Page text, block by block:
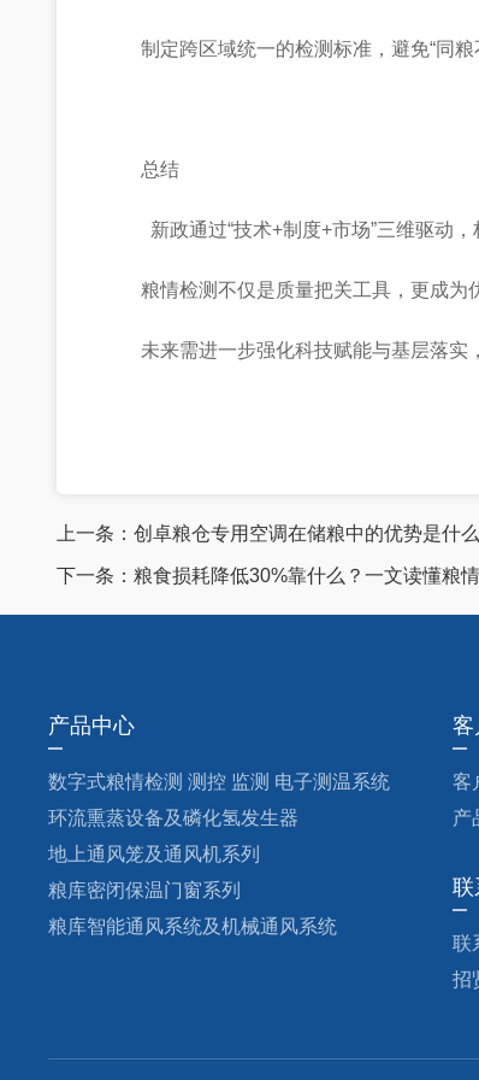
制定跨区域统一的检测标准，避免“同粮
总结
新政通过“技术+制度+市场”三维驱动
粮情检测不仅是质量把关工具，更成为
未来需进一步强化科技赋能与基层落实
上一条： 创卓粮仓专用空调在储粮中的优势是什
下一条： 粮食损耗降低30%靠什么？一文读懂粮
产品中心
数字式粮情检测 测控 监测 电子测温系统
环流熏蒸设备及磷化氢发生器
地上通风笼及通风机系列
粮库密闭保温门窗系列
粮库智能通风系统及机械通风系统
客
客
产
联
联
招